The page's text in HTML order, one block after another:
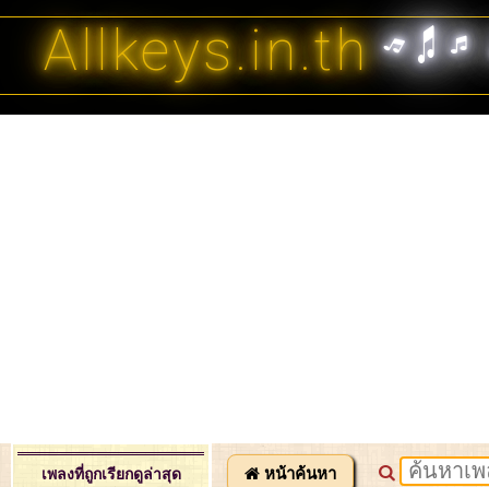
Allkeys.in.th
หน้าค้นหา
เพลงที่ถูกเรียกดูล่าสุด